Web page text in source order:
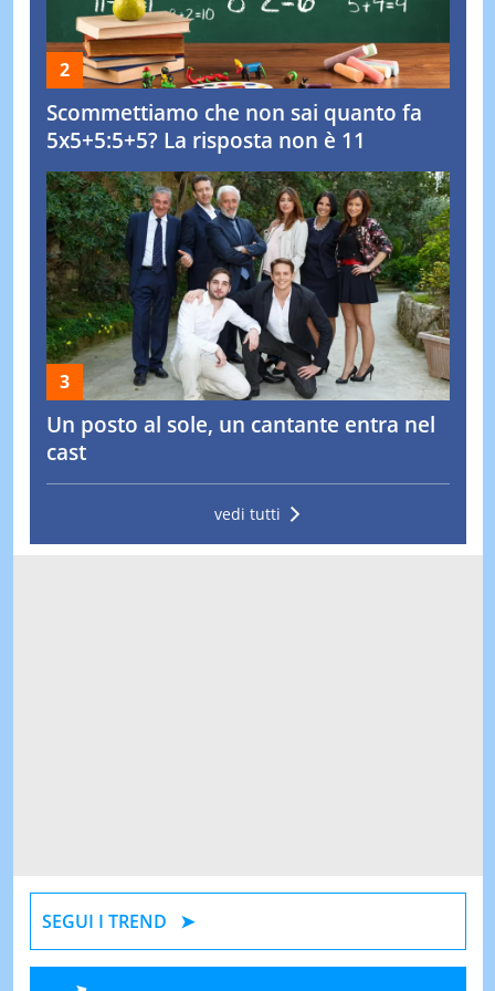
Scommettiamo che non sai quanto fa
5x5+5:5+5? La risposta non è 11
Un posto al sole, un cantante entra nel
cast
vedi tutti
SEGUI I TREND